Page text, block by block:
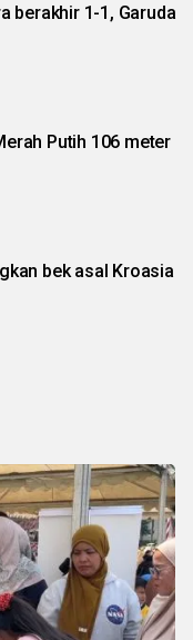
berakhir 1-1, Garuda
Putih 106 meter
bek asal Kroasia